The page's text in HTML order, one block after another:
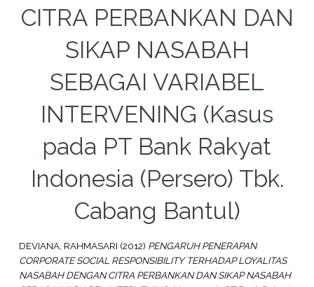
CITRA PERBANKAN DAN
SIKAP NASABAH
SEBAGAI VARIABEL
INTERVENING (Kasus
pada PT Bank Rakyat
Indonesia (Persero) Tbk.
Cabang Bantul)
DEVIANA, RAHMASARI (2012) PENGARUH PENERAPAN
CORPORATE SOCIAL RESPONSIBILITY TERHADAP LOYALITAS
NASABAH DENGAN CITRA PERBANKAN DAN SIKAP NASABAH